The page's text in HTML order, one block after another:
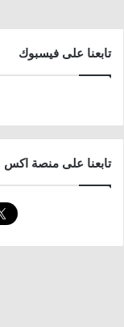
تابعنا على فيسبوك
تابعنا على منصة اكس